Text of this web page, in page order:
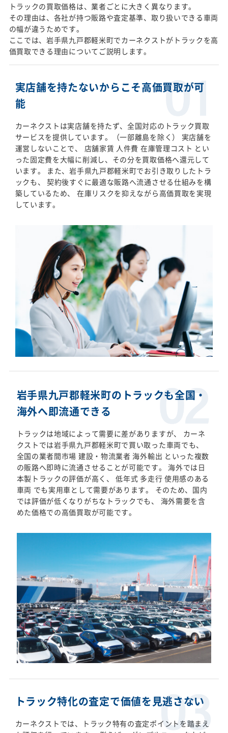
トラックの買取価格は、業者ごとに大きく異なります。
その理由は、各社が持つ販路や査定基準、取り扱いできる車両
の幅が違うためです。
ここでは、岩手県九戸郡軽米町でカーネクストがトラックを高
価買取できる理由についてご説明します。
実店舗を持たないからこそ高価買取が可
能
カーネクストは実店舗を持たず、全国対応のトラック買取
サービスを提供しています。（一部離島を除く） 実店舗を
運営しないことで、 店舗家賃 人件費 在庫管理コスト とい
った固定費を大幅に削減し、その分を買取価格へ還元して
います。 また、岩手県九戸郡軽米町でお引き取りしたトラ
ックも、 契約後すぐに最適な販路へ流通させる仕組みを構
築しているため、 在庫リスクを抑えながら高価買取を実現
しています。
岩手県九戸郡軽米町のトラックも全国・
海外へ即流通できる
トラックは地域によって需要に差がありますが、 カーネ
クストでは岩手県九戸郡軽米町で買い取った車両でも、
全国の業者間市場 建設・物流業者 海外輸出 といった複数
の販路へ即時に流通させることが可能です。 海外では日
本製トラックの評価が高く、 低年式 多走行 使用感のある
車両 でも実用車として需要があります。 そのため、国内
では評価が低くなりがちなトラックでも、 海外需要を含
めた価格での高価買取が可能です。
トラック特化の査定で価値を見逃さない
カーネクストでは、トラック特有の査定ポイントを踏まえ